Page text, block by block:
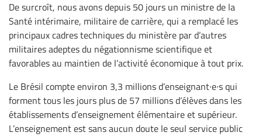
De surcroît, nous avons depuis 50 jours un ministre de la
Santé intérimaire, militaire de carrière, qui a remplacé les
principaux cadres techniques du ministère par d’autres
militaires adeptes du négationnisme scientifique et
favorables au maintien de l’activité économique à tout prix.
Le Brésil compte environ 3,3 millions d’enseignant∙e∙s qui
forment tous les jours plus de 57 millions d’élèves dans les
établissements d’enseignement élémentaire et supérieur.
L’enseignement est sans aucun doute le seul service public